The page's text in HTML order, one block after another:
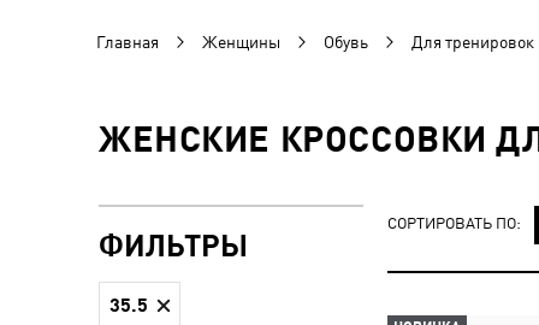
Главная Женщины Обувь Для тренировок
ЖЕНСКИЕ КРОССОВКИ
СОРТИРОВАТЬ ПО:
ФИЛЬТРЫ
35.5